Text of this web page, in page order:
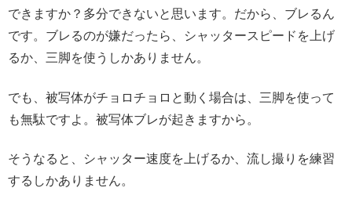
できますか？多分できないと思います。だから、ブレるん
です。ブレるのが嫌だったら、シャッタースピードを上げ
るか、三脚を使うしかありません。
でも、被写体がチョロチョロと動く場合は、三脚を使って
も無駄ですよ。被写体ブレが起きますから。
そうなると、シャッター速度を上げるか、流し撮りを練習
するしかありません。